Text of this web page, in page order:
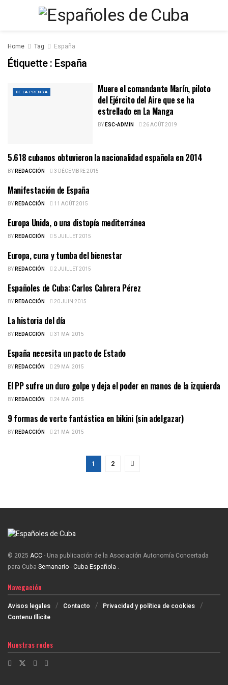
Home Tag España
Étiquette : España
DE LA PRENSA
Muere el comandante Marín, piloto
del Ejército del Aire que se ha
estrellado en La Manga
BYESC-ADMIN 26 AOÛT 2019
ESPAÑOLES DE CUBA
5.618 cubanos obtuvieron la nacionalidad española en 2014
BYREDACCIÓN 3 DÉCEMBRE 2015
ESPAÑOLES DE CUBA
Manifestación de España
BYREDACCIÓN 11 AOÛT 2015
ESPAÑOLES DE CUBA
Europa Unida, o una distopía mediterránea
BYREDACCIÓN 5 JUILLET 2015
ESPAÑOLES DE CUBA
Europa, cuna y tumba del bienestar
BYREDACCIÓN 2 JUILLET 2015
ESPAÑOLES DE CUBA
Españoles de Cuba: Carlos Cabrera Pérez
BYREDACCIÓN 20 JUIN 2015
ESPAÑOLES DE CUBA
La historia del día
BYREDACCIÓN 31 MAI 2015
ESPAÑOLES DE CUBA
España necesita un pacto de Estado
BYREDACCIÓN 29 MAI 2015
ESPAÑOLES DE CUBA
El PP sufre un duro golpe y deja el poder en manos de la izquierda
BYREDACCIÓN 24 MAI 2015
ESPAÑOLES DE CUBA
9 formas de verte fantástica en bikini (sin adelgazar)
BYREDACCIÓN 21 MAI 2015
1 2
© 2025 ACC- Una publicación de la Asociación Autonomía Concertada
para Cuba Semanario - Cuba Española .
Navegación
Avisos legales Contacto
Privacidad y política de cookies
Contenu Illicite
Nuestras redes